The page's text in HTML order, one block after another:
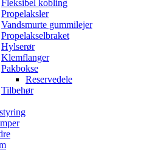
Fleksibel kobling
Propelaksler
Vandsmurte gummilejer
Propelakselbraket
Hylserør
Klemflanger
Pakbokse
Reservedele
Tilbehør